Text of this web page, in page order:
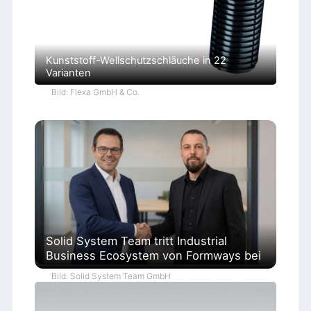
Kunststoff-Wellschutzschläuche in 22
Varianten
Bild: Flexa GmbH & Co.
Solid System Team tritt Industrial
Business Ecosystem von Formways bei
Bild: Solid System Team GmbH